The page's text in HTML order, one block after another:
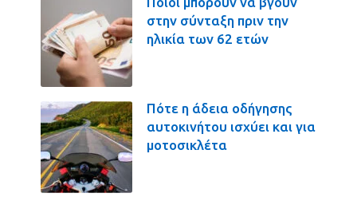
στην σύνταξη πριν την
ηλικία των 62 ετών
Πότε η άδεια οδήγησης
αυτοκινήτου ισχύει και για
μοτοσικλέτα